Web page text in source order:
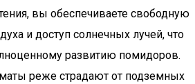
вы обеспечиваете свободную
и доступ солнечных лучей, что
развитию помидоров.
реже страдают от подземных